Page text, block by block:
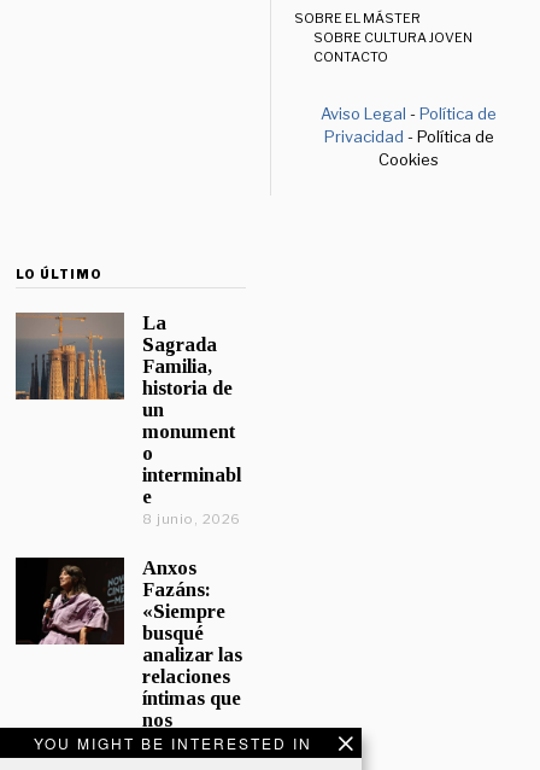
YOU MIGHT BE INTERESTED IN
SOBRE EL MÁSTER
SOBRE CULTURA JOVEN
CONTACTO
Aviso Legal -Política de
Privacidad - Política de
Cookies
LO ÚLTIMO
La
Sagrada
Familia,
historia de
un
monument
o
interminabl
e
8 junio, 2026
Anxos
Fazáns:
«Siempre
busqué
analizar las
relaciones
íntimas que
nos
afectan»
5 junio, 2026